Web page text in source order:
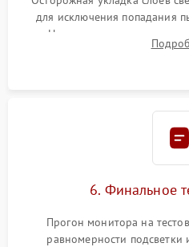
для исключения попадания
Надежное подключение
аккуратное защелкивание
6. Финальное
Прогон монитора на
равномерности подсветки